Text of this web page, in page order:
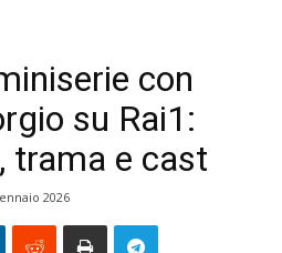
con
su Rai1:
trama e cast
2026